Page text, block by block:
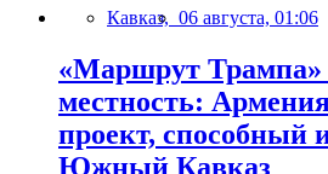
Кавказ, 06 августа, 01:06
«Маршрут Трампа»
местность:
проект, способный
Южный Кавказ